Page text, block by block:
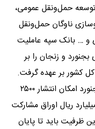
حمل‌ونقل عمومی،
ناوگان حمل‌ونقل
و … بانک سپه عاملیت
و زنجان را بر
بر اساس مجوزهای صادره، شهرداری بجنورد امکان انتشار ۲۵۰۰
ریال و شهرداری زنجان نیز ۲۰۰۰میلیارد ریال اوراق مشارکت
ظرفیت باید تا پایان